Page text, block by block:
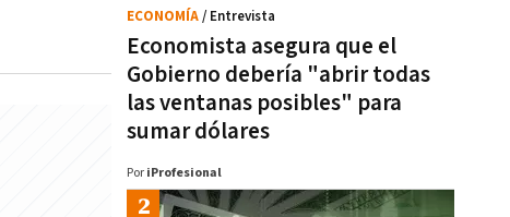
Economista asegura que el
Gobierno debería "abrir todas
las ventanas posibles" para
sumar dólares
ECONOMÍA/ Entrevista
Por iProfesional